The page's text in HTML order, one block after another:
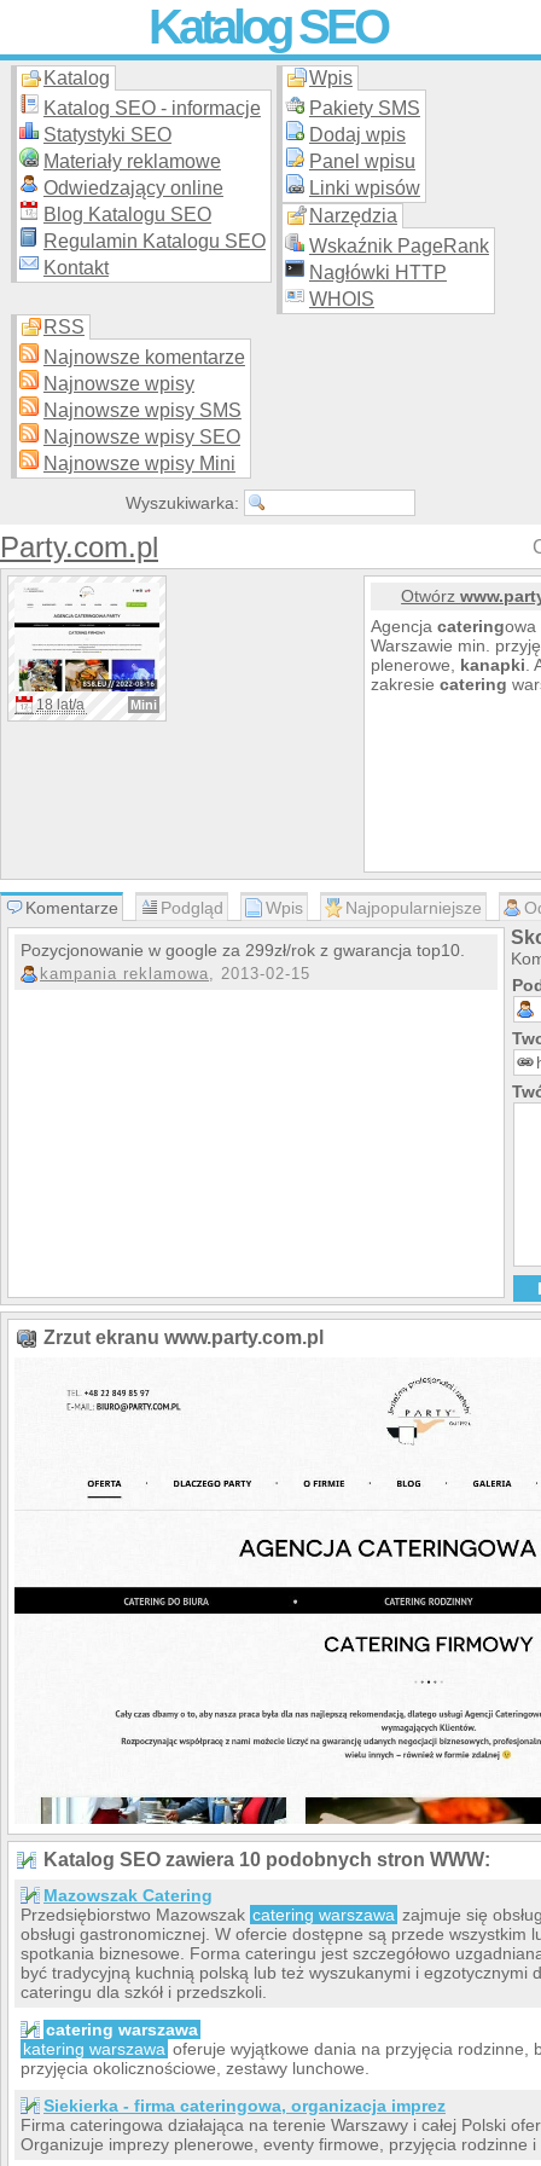
Katalog SEO
Skuteczna i promocja stron WWW –
moderowanego katalogu za darmo!
Katalog
Katalog SEO - informacje
Statystyki SEO
Materiały reklamowe
Odwiedzający online
Blog Katalogu SEO
Regulamin Katalogu SEO
Kontakt
Wpis
Pakiety SMS
Dodaj wpis
Panel wpisu
Linki wpisów
Narzędzia
Wskaźnik PageRank
Nagłówki HTTP
WHOIS
RSS
Najnowsze komentarze
Najnowsze wpisy
Najnowsze wpisy SMS
Najnowsze wpisy SEO
Najnowsze wpisy Mini
Wyszukiwarka:
Party.com.pl
18 lat/a Mini
Otwórz
Agencjacateringowa
Warszawie min.
plenerowe, kanapki .
zakresiecatering
Komentarze Podgląd Wpis Najpopularniejsze
Pozycjonowanie w google za 299zł/rok z gwarancja top10.
kampania reklamowa, 2013-02-15
Zrzut ekranu www.party.com.pl
Katalog SEO zawiera 10 podobnych stron WWW:
Mazowszak Catering
Przedsiębiorstwo Mazowszak catering warszawa zajmuje się
obsługi gastronomicznej. W ofercie dostępne są przede wszystkim
spotkania biznesowe. Forma cateringu jest szczegółowo
być tradycyjną kuchnią polską lub też wyszukanymi i egzotycznymi
cateringu dla szkół i przedszkoli.
catering warszawa
katering warszawa oferuje wyjątkowe dania na przyjęcia rodzinne,
przyjęcia okolicznościowe, zestawy lunchowe.
Siekierka - firma cateringowa, organizacja imprez
Firma cateringowa działająca na terenie Warszawy i całej Polski
Organizuje imprezy plenerowe, eventy firmowe, przyjęcia rodzinne